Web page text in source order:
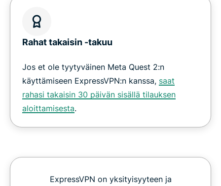
Rahat takaisin -takuu
Jos et ole tyytyväinen Meta Quest 2:n
käyttämiseen ExpressVPN:n kanssa, saat
rahasi takaisin 30 päivän sisällä tilauksen
aloittamisesta.
ExpressVPN on yksityisyyteen ja